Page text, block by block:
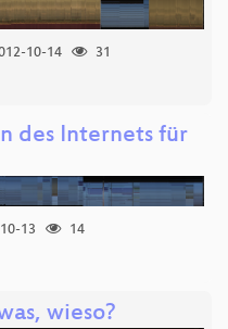
10-14
31
des Internets für
13
14
wieso?